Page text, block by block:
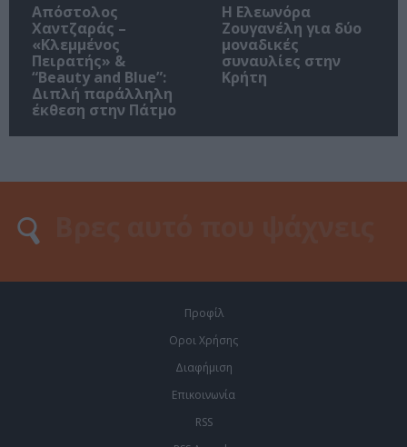
Απόστολος
Χαντζαράς –
«Κλεμμένος
Πειρατής» &
“Beauty and Blue”:
Διπλή παράλληλη
έκθεση στην Πάτμο
Η Ελεωνόρα
Ζουγανέλη για δύο
μοναδικές
συναυλίες στην
Κρήτη
Προφίλ
Οροι Χρήσης
Διαφήμιση
Επικοινωνία
RSS